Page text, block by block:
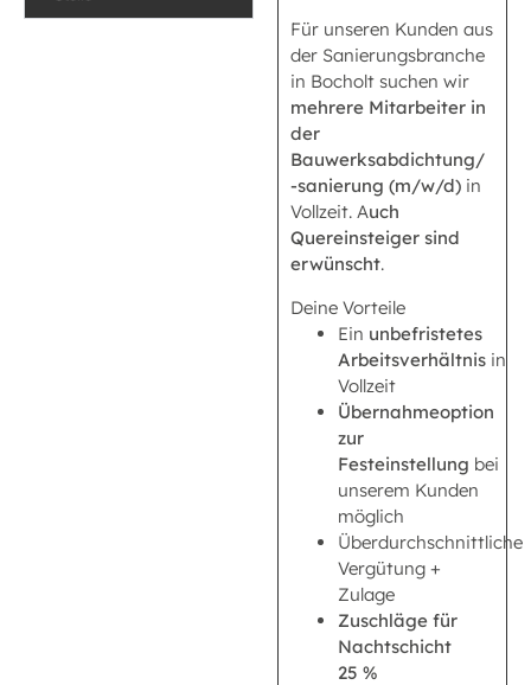
Für unseren Kunden aus
der Sanierungsbranche
in Bocholt suchen wir
mehrere Mitarbeiter in
der
Bauwerksabdichtung/
-sanierung (m/w/d) in
Vollzeit. Auch
Quereinsteiger sind
erwünscht.
Deine Vorteile
Ein unbefristetes
Arbeitsverhältnis in
Vollzeit
Übernahmeoption
zur
Festeinstellung bei
unserem Kunden
möglich
Überdurchschnittliche
Vergütung +
Zulage
Zuschläge für
Nachtschicht
25 %